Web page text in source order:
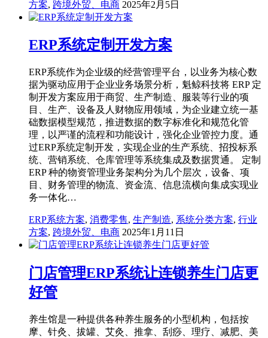
方案, 跨境外贸、电商 2025年2月5日
ERP系统定制开发方案
ERP系统作为企业级的经营管理平台，以业务为核心数
据为驱动应用于企业业务场景分析，魁鲸科技将 ERP 定
制开发方案应用于商贸、生产制造、服装等行业的项
目、生产、设备及人财物应用领域，为企业建立统一基
础数据模型规范，推进数据的数字标准化和规范化管
理，以严谨的流程和功能设计，强化企业管控力度。通
过ERP系统定制开发，实现企业的生产系统、招投标系
统、营销系统、仓库管理等系统集成及数据贯通。 定制
ERP 种的物资管理业务架构分为几个层次，设备、项
目、财务管理的物流、资金流、信息流横向集成实现业
务一体化…
ERP系统方案, 消费零售, 生产制造, 系统分类方案, 行业
方案, 跨境外贸、电商 2025年1月11日
门店管理ERP系统让连锁养生门店更
好管
养生馆是一种提供各种养生服务的小型机构，包括按
摩、针灸、拔罐、艾灸、推拿、刮痧、理疗、减肥、美